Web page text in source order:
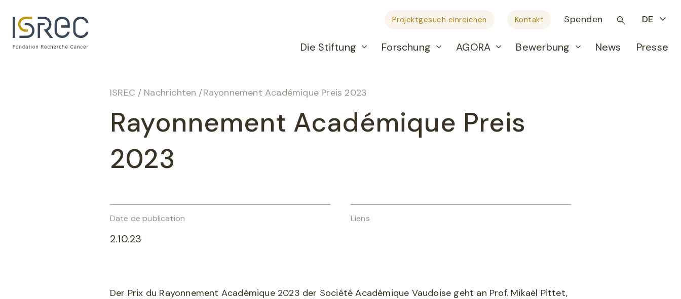
Die Stiftung Forschung AGORA Bewerbung News Presse
Projektgesuch einreichen Kontakt Spenden DE
ISREC / Nachrichten /Rayonnement Académique Preis 2023
Rayonnement Académique Preis
2023
Date de publication
2.10.23
Liens
Der Prix du Rayonnement Académique 2023 der Société Académique Vaudoise geht an Prof. Mikaël Pittet,